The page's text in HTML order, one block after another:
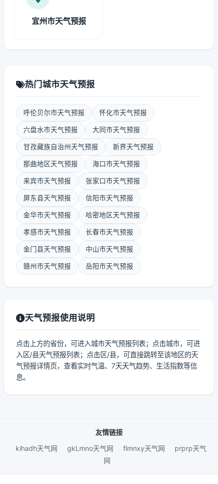
宜州市天气预报
热门城市天气预报
呼伦贝尔市天气预报 怀化市天气预报
六盘水市天气预报 大同市天气预报
甘孜藏族自治州天气预报 新界天气预报
那曲地区天气预报 海口市天气预报
来宾市天气预报 张家口市天气预报
屏东县天气预报 信阳市天气预报
金华市天气预报 哈密地区天气预报
孝感市天气预报 长春市天气预报
金门县天气预报 中山市天气预报
赣州市天气预报 岳阳市天气预报
天气预报使用说明
点击上方的省份，可进入城市天气预报列表；点击城市，可进
入区/县天气预报列表；点击区/县，可直接跳转至该地区的天
气预报详情页，查看实时气温、7天天气趋势、生活指数等信
息。
友情链接
kihadh天气网
gkLmno天气网 flmnxy天气网
prprp天气
网